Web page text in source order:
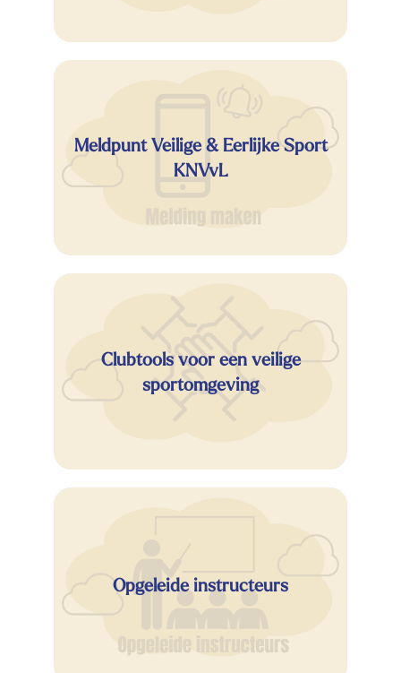
Meldpunt Veilige & Eerlijke Sport
KNVvL
Clubtools voor een veilige
sportomgeving
Opgeleide instructeurs